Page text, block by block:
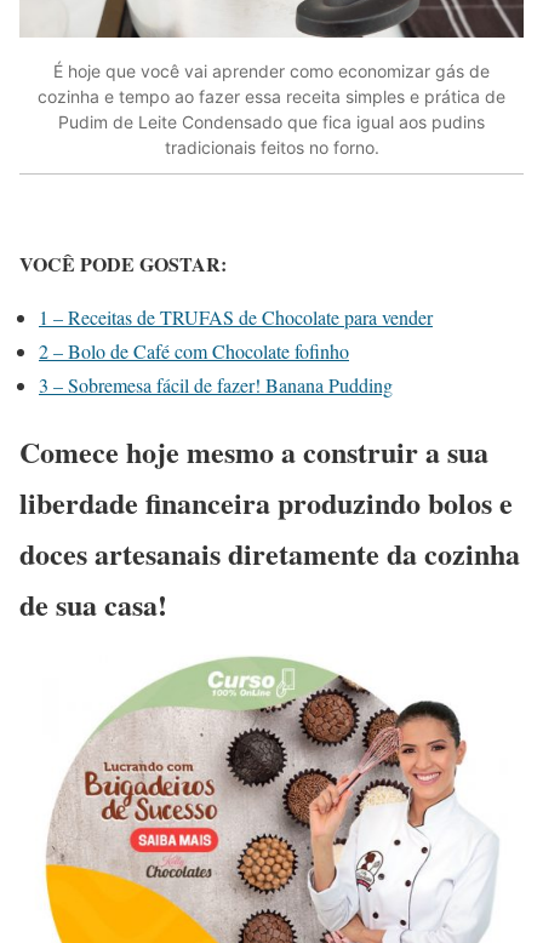
É hoje que você vai aprender como economizar gás de
cozinha e tempo ao fazer essa receita simples e prática de
Pudim de Leite Condensado que fica igual aos pudins
tradicionais feitos no forno.
VOCÊ PODE GOSTAR:
1 – Receitas de TRUFAS de Chocolate para vender
2 – Bolo de Café com Chocolate fofinho
3 – Sobremesa fácil de fazer! Banana Pudding
Comece hoje mesmo a construir a sua
liberdade financeira produzindo bolos e
doces artesanais diretamente da cozinha
de sua casa!